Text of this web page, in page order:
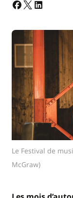
Le Festival de
McGraw)